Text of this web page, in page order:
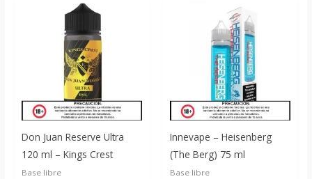
Don Juan Reserve Ultra
120 ml – Kings Crest
Base libre
Innevape – Heisenberg
(The Berg) 75 ml
Base libre